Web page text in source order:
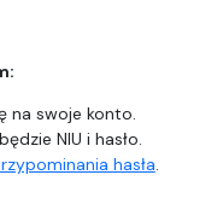
na swoje konto.
NIU i hasło.
hasła